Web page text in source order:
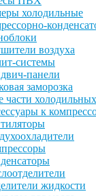
холодильные
воздуха
системы
панели
заморозка
к
жидкости